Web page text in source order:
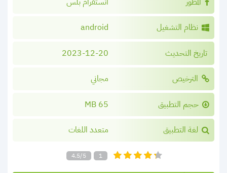
نظام التشغيل android
تاريخ التحديث 2023-12-20
الترخيص مجاني
حجم التطبيق 65 MB
لغة التطبيق متعدد اللغات
4.5/5 1